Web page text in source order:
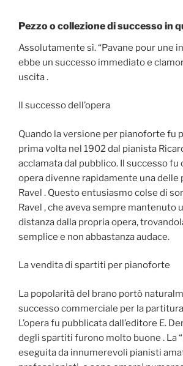
Pezzo o collezione di successo in
Assolutamente sì. “Pavane pour une
ebbe un successo immediato e
uscita .
Il successo dell’opera
Quando la versione per pianoforte fu
prima volta nel 1902 dal pianista
acclamata dal pubblico. Il successo fu
opera divenne rapidamente una delle
Ravel . Questo entusiasmo colse di
Ravel , che aveva sempre mantenuto
distanza dalla propria opera,
semplice e non abbastanza audace.
La vendita di spartiti per pianoforte
La popolarità del brano portò
successo commerciale per la
L’opera fu pubblicata dall’editore E.
degli spartiti furono molto buone . La
eseguita da innumerevoli pianisti